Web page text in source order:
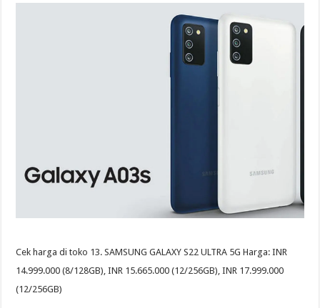
Cek harga di toko 13. SAMSUNG GALAXY S22 ULTRA 5G Harga: INR
14.999.000 (8/128GB), INR 15.665.000 (12/256GB), INR 17.999.000
(12/256GB)